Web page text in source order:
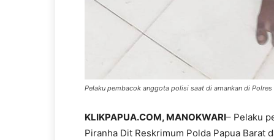
Pelaku pembacok anggota polisi saat di amankan di
KLIKPAPUA.COM, MANOKWARI– Pelaku
Piranha Dit Reskrimum Polda Papua Barat